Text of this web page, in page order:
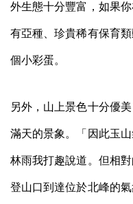
外生態十分豐富，如果
有亞種、珍貴稀有保育
個小彩蛋。
另外，山上景色十分優
滿天的景象。「因此玉
林雨我打趣說道。但相
登山口到達位於北峰的